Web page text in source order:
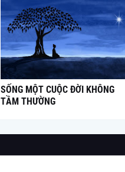
SỐNG MỘT CUỘC ĐỜI KHÔNG
TẦM THƯỜNG